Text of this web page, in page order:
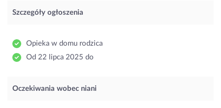
Szczegóły ogłoszenia
Opieka w domu rodzica
Od 22 lipca 2025 do
Oczekiwania wobec niani